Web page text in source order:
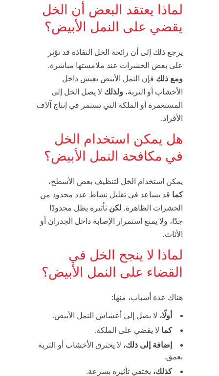
لماذا يعتقد البعض أن الخل
يقضي على النمل الأبيض؟
يرجع ذلك إلى أن رائحة الخل النفاذة قد تؤثر
على بعض الحشرات عند ملامستها مباشرة.
ومع ذلك فإن النمل الأبيض يعيش داخل
الأخشاب أو التربة، ولذلك لا يصل الخل إلى
المستعمرة أو الملكة التي تستمر في إنتاج آلاف
الأفراد.
هل يمكن استخدام الخل
في مكافحة النمل الأبيض؟
يمكن استخدام الخل لتنظيف بعض الأسطح،
كما قد يساعد في تقليل نشاط عدد محدود من
الحشرات الظاهرة. لكن تأثيره يظل محدودًا
جدًا، ولا يمنع استمرار الإصابة داخل الجدران أو
الأثاث.
لماذا لا ينجح الخل في
القضاء على النمل الأبيض؟
هناك عدة أسباب، منها:
أولًا، لا يصل إلى أعشاش النمل الأبيض.
كما لا يقضي على الملكة.
إضافة إلى ذلك، لا يخترق الأخشاب أو التربة
بعمق.
كذلك، يختفي تأثيره بسرعة.